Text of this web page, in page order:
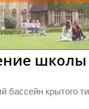
школы
бассейн крытого